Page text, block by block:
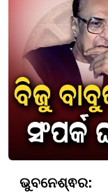
ଭୁବନେଶ୍ଵର: